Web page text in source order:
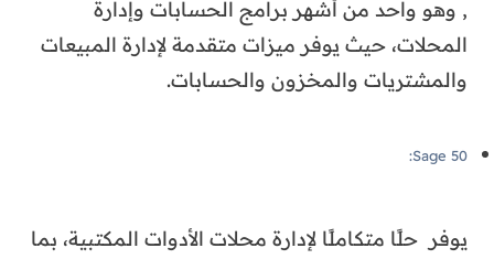
, وهو واحد من أشهر برامج الحسابات وإدارة
المحلات، حيث يوفر ميزات متقدمة لإدارة المبيعات
والمشتريات والمخزون والحسابات.
Sage 50:
يوفر حلًا متكاملًا لإدارة محلات الأدوات المكتبية، بما